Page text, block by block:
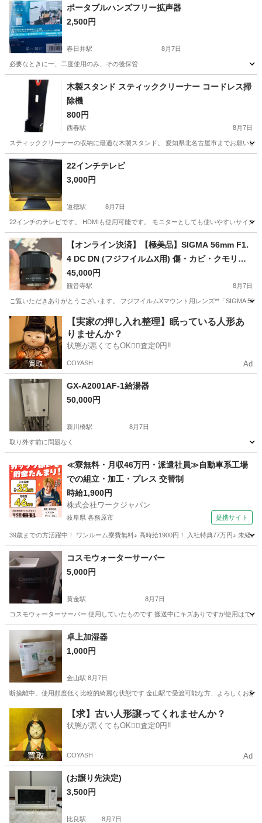
ポータブルハンズフリー拡声器
2,500円
春日井駅 8月7日
必要なときに一、二度使用のみ、その後保管
春日井市 春日井駅 拡声器
木製スタンド スティッククリーナー コードレス掃
除機
800円
西春駅 8月7日
スティッククリーナーの収納に最適な木製スタンド。 愛知県北名古屋市までお願い
愛知 北名古屋市 西春駅 生活家電
22インチテレビ
3,000円
道徳駅 8月7日
22インチのテレビです。 HDMIも使用可能です。 モニターとしても使いやすいサイズ
愛知 名古屋市 道徳駅 テレビ 22インチ
【オンライン決済】【極美品】SIGMA 56mm F1.
4 DC DN (フジフイルムX用) 傷・カビ・クモリな
し
45,000円
観音寺駅 8月7日
ご覧いただきありがとうございます。 フジフイルムXマウント用レンズ**「SIGMA
愛知 一宮市 観音寺駅 カメラ
【実家の押し入れ整理】眠っている人形あ
りませんか？
状態が悪くてもOK🙆‍♀️査定0円‼️
COYASH Ad
GX-A2001AF-1給湯器
50,000円
新川橋駅 8月7日
取り外す前に問題なく
新川橋駅 季節、空調家電
≪寮無料・月収46万円・派遣社員≫自動車系工場
での組立・加工・プレス 交替制
時給1,900円
株式会社ワークジャパン
岐阜県 各務原市 提携サイト
39歳までの方活躍中！ ワンルーム寮費無料♪ 高時給1900円！ 入社特典77万円♪ 未経
岐阜 各務原市 その他
コスモウォーターサーバー
5,000円
黄金駅 8月7日
コスモウォーターサーバー 使用していたものです 搬送中にキズありですが使用はでき
愛知 名古屋市 黄金駅
卓上加湿器
1,000円
金山駅 8月7日
断捨離中。使用頻度低く比較的綺麗な状態です 金山駅で受渡可能な方、よろしくお
金山駅 生活家電
【求】古い人形譲ってくれませんか？
状態が悪くてもOK🙆‍♀️査定0円‼️
COYASH Ad
(お譲り先決定)
3,500円
比良駅 8月7日